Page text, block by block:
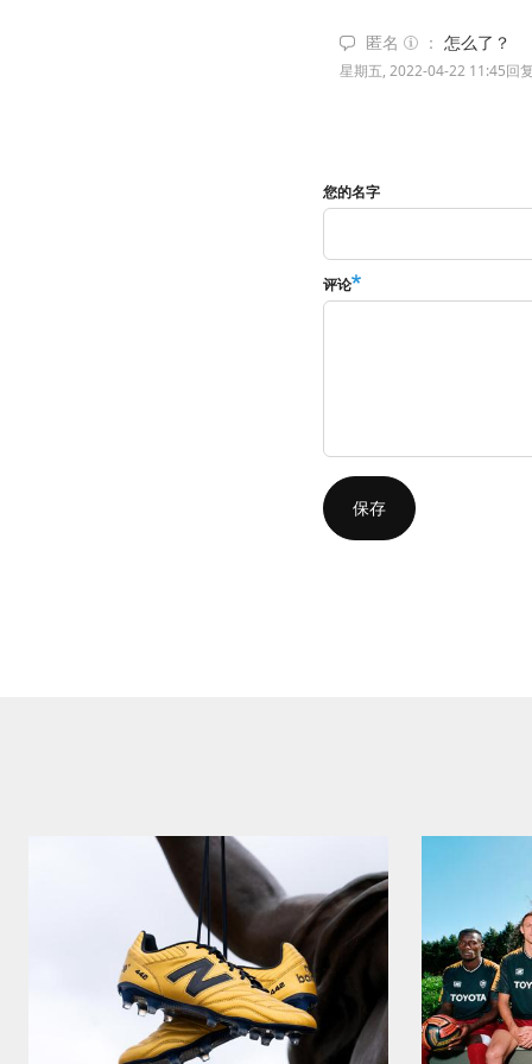
匿名 怎么了？
星期五, 2022-04-22 11:45回
您的名字
评论